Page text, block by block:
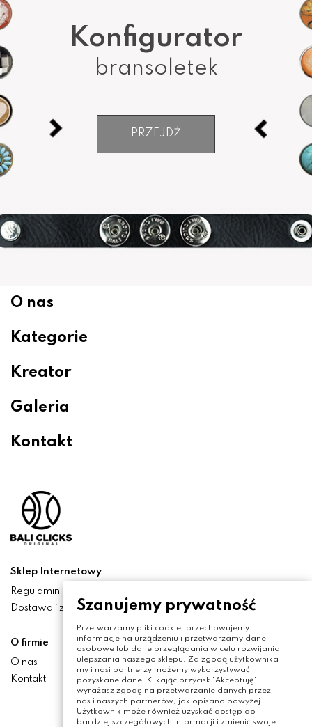
Konfigurator
bransoletek
PRZEJDŹ
O nas
Kategorie
Kreator
Galeria
Kontakt
Sklep Internetowy
Regulamin
Dostawa i zwroty
O firmie
O nas
Kontakt
Szanujemy prywatność
Przetwarzamy pliki cookie, przechowujemy
informacje na urządzeniu i przetwarzamy dane
osobowe lub dane przeglądania w celu rozwijania i
ulepszania naszego sklepu. Za zgodą użytkownika
my i nasi partnerzy możemy wykorzystywać
pozyskane dane. Klikając przycisk "Akceptuję",
wyrażasz zgodę na przetwarzanie danych przez
nas i naszych partnerów, jak opisano powyżej.
Użytkownik może również uzyskać dostęp do
bardziej szczegółowych informacji i zmienić swoje